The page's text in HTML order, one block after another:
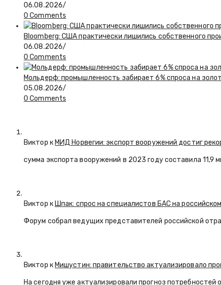
06.08.2026/
0 Comments
Bloomberg: США практически лишились собственного
06.08.2026/
0 Comments
Мольдерф: промышленность забирает 6% спроса на
05.08.2026/
0 Comments
Виктор кМИД Норвегии: экспорт вооружений достиг
сумма экспорта вооружений в 2023 году составила 11,9
Виктор кШпак: спрос на специалистов БАС на
Форум собрал ведущих представителей российской
Виктор кМишустин: правительство актуализировало
На сегодня уже актуализировали прогноз